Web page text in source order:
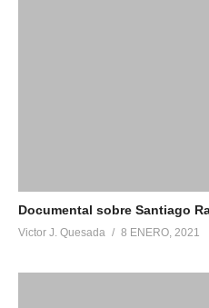
Documental sobre Santiago
Victor J. Quesada 8 ENERO, 2021